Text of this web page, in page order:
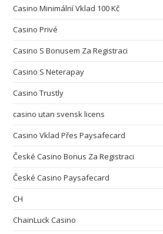
Casino Minimální Vklad 100 Kč
Casino Privé
Casino S Bonusem Za Registraci
Casino S Neterapay
Casino Trustly
casino utan svensk licens
Casino Vklad Přes Paysafecard
České Casino Bonus Za Registraci
České Casino Paysafecard
CH
ChainLuck Casino